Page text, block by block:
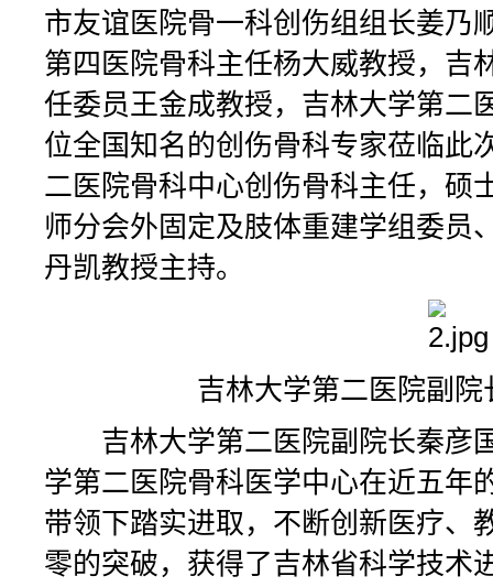
市友谊医院骨一科创伤组组长姜乃
第四医院骨科主任杨大威教授，吉
任委员王金成教授，吉林大学第二
位全国知名的创伤骨科专家莅临此
二医院骨科中心创伤骨科主任，硕
师分会外固定及肢体重建学组委员
丹凯教授主持。
吉林大学第二医院副
吉林大学第二医院副院长秦彦
学第二医院骨科医学中心在近五年
带领下踏实进取，不断创新医疗、
零的突破，获得了吉林省科学技术